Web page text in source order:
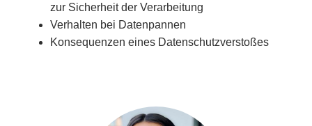
zur Sicherheit der Verarbeitung
Verhalten bei Datenpannen
Konsequenzen eines Datenschutzverstoßes